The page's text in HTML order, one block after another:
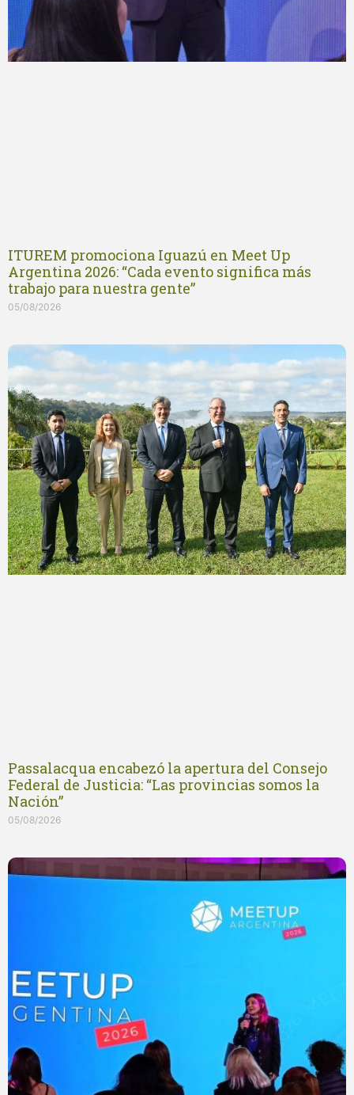
ITUREM promociona Iguazú en Meet Up
Argentina 2026: “Cada evento significa más
trabajo para nuestra gente”
05/08/2026
Passalacqua encabezó la apertura del Consejo
Federal de Justicia: “Las provincias somos la
Nación”
05/08/2026